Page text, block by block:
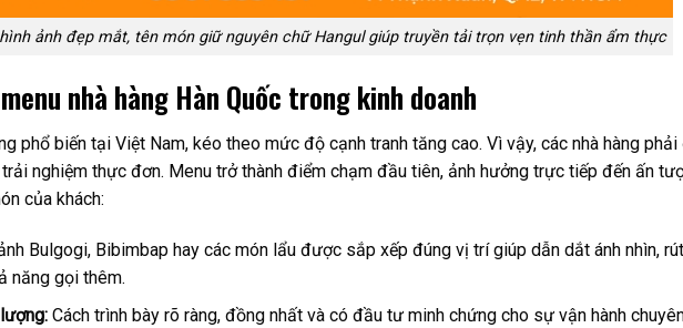
ảnh đẹp mắt, tên món giữ nguyên chữ Hangul giúp truyền tải trọn vẹn tinh thần ẩm thực
nhà hàng Hàn Quốc trong kinh doanh
phổ biến tại Việt Nam, kéo theo mức độ cạnh tranh tăng cao. Vì vậy, các nhà hàng phải
nghiệm thực đơn. Menu trở thành điểm chạm đầu tiên, ảnh hưởng trực tiếp đến ấn
của khách:
Bulgogi, Bibimbap hay các món lẩu được sắp xếp đúng vị trí giúp dẫn dắt ánh nhìn,
năng gọi thêm.
Cách trình bày rõ ràng, đồng nhất và có đầu tư minh chứng cho sự vận hành